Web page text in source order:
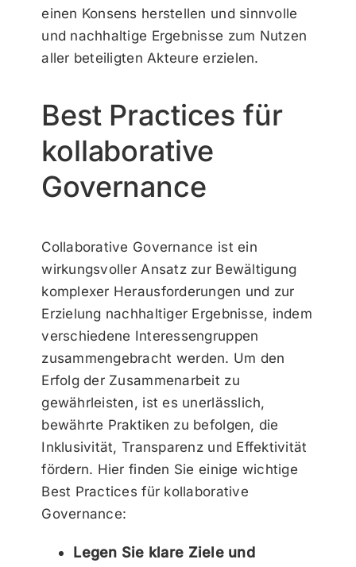
einen Konsens herstellen und sinnvolle
und nachhaltige Ergebnisse zum Nutzen
aller beteiligten Akteure erzielen.
Best Practices für
kollaborative
Governance
Collaborative Governance ist ein
wirkungsvoller Ansatz zur Bewältigung
komplexer Herausforderungen und zur
Erzielung nachhaltiger Ergebnisse, indem
verschiedene Interessengruppen
zusammengebracht werden. Um den
Erfolg der Zusammenarbeit zu
gewährleisten, ist es unerlässlich,
bewährte Praktiken zu befolgen, die
Inklusivität, Transparenz und Effektivität
fördern. Hier finden Sie einige wichtige
Best Practices für kollaborative
Governance:
Legen Sie klare Ziele und